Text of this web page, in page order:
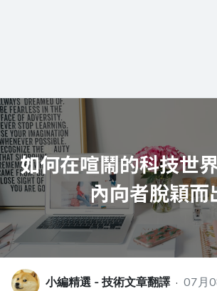
小編精選 - 技術文章翻譯 · 07月